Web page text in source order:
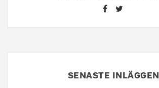
SENASTE INLÄGGEN